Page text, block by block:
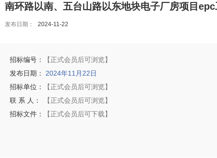
南环路以南、五台山路以东地块电子厂房项目
发布日期： 2024-11-22
招标编号：
【正式会员后可浏览】
发布日期：
2024年11月22日
招标单位：
【正式会员后可浏览】
联 系 人：
【正式会员后可浏览】
招标文件：
【正式会员后可下载】